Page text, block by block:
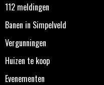
112 meldingen
Banen in Simpelveld
Vergunningen
Huizen te koop
Evenementen